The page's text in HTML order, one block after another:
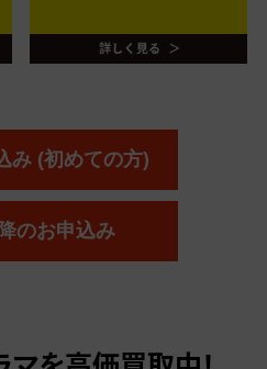
み (初めての方)
のお申込み